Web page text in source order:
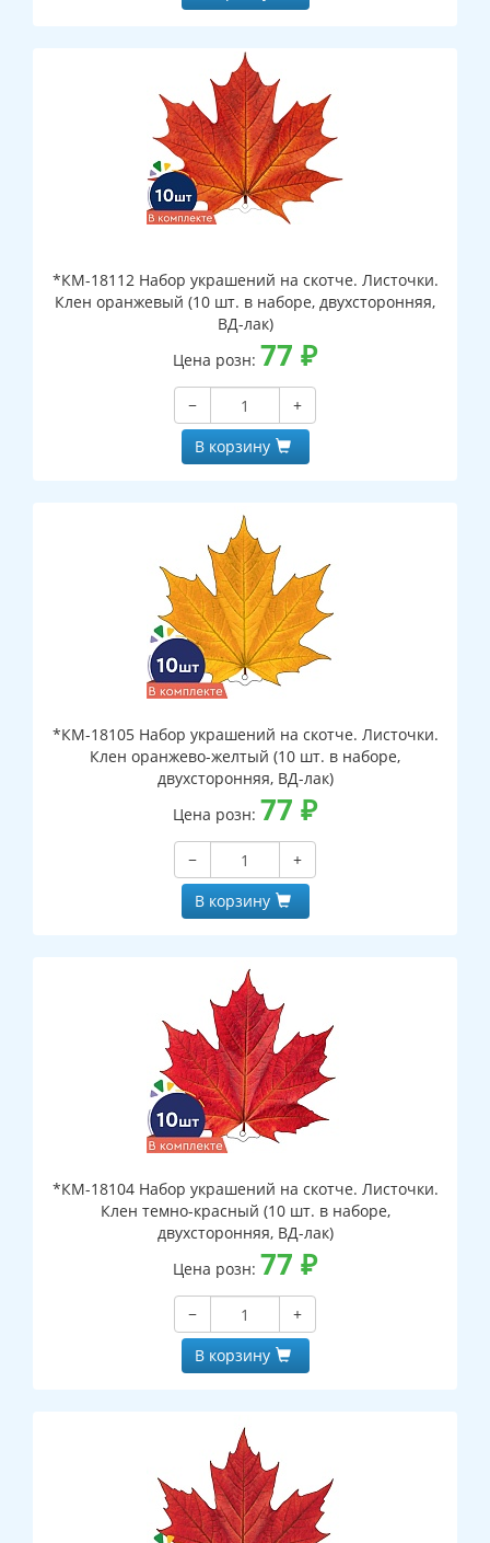
*КМ-18112 Набор украшений на скотче. Листочки.
Клен оранжевый (10 шт. в наборе, двухсторонняя,
ВД-лак)
Цена розн: 77 ₽
−
+
В корзину
*КМ-18105 Набор украшений на скотче. Листочки.
Клен оранжево-желтый (10 шт. в наборе,
двухсторонняя, ВД-лак)
Цена розн: 77 ₽
−
+
В корзину
*КМ-18104 Набор украшений на скотче. Листочки.
Клен темно-красный (10 шт. в наборе,
двухсторонняя, ВД-лак)
Цена розн: 77 ₽
−
+
В корзину